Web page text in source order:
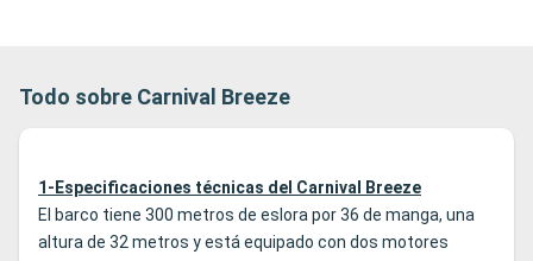
Todo sobre Carnival Breeze
1-Especificaciones técnicas del Carnival Breeze
El barco tiene 300 metros de eslora por 36 de manga, una
altura de 32 metros y está equipado con dos motores